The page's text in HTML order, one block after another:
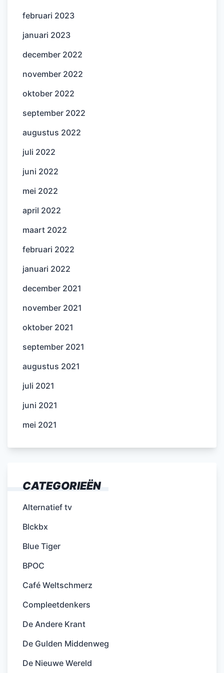
februari 2023
januari 2023
december 2022
november 2022
oktober 2022
september 2022
augustus 2022
juli 2022
juni 2022
mei 2022
april 2022
maart 2022
februari 2022
januari 2022
december 2021
november 2021
oktober 2021
september 2021
augustus 2021
juli 2021
juni 2021
mei 2021
CATEGORIEËN
Alternatief tv
Blckbx
Blue Tiger
BPOC
Café Weltschmerz
Compleetdenkers
De Andere Krant
De Gulden Middenweg
De Nieuwe Wereld